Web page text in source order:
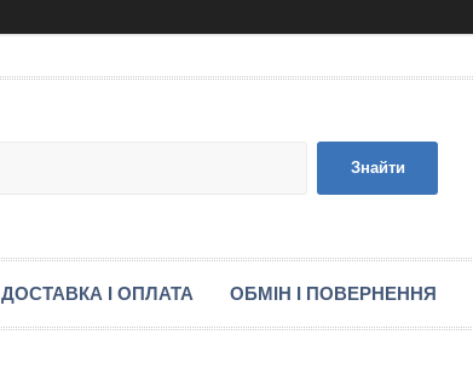
Знайти
ДОСТАВКА І ОПЛАТА ОБМІН І ПОВЕРНЕННЯ